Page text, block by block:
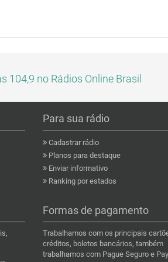
104,9 no Rádios Online Brasil
Para sua rádio
Cadastrar rádio
Planos para destaque
Enviar informativo
Ranking por estados
Formas de pagamento
Trabalhamos com os principais
créditos, boletos bancários, também
trabalhamos com Pague Seguro e